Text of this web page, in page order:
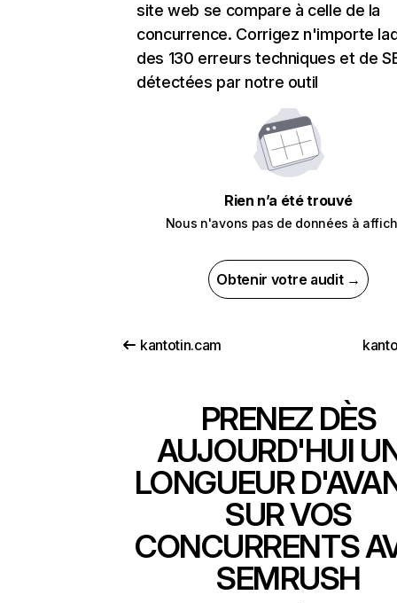
site web se compare à celle de la
concurrence. Corrigez n'importe
des 130 erreurs techniques et de
détectées par notre outil
Rien n’a été trouvé
Nous n'avons pas de données à
Obtenir votre audit →
kantotin.cam
PRENEZ DÈS
AUJOURD'HUI
LONGUEUR
SUR VOS
CONCURRENTS
SEMRUSH